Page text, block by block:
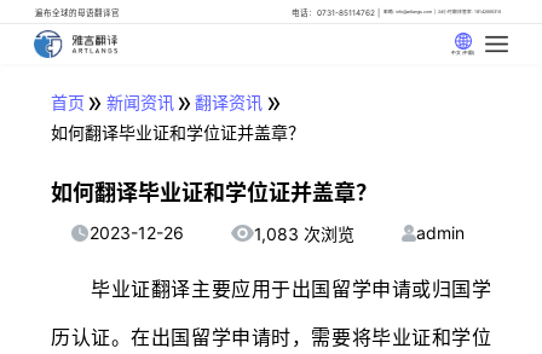
遍布全球的母语翻译官 电话：0731-85114762 邮箱: info@artlangs.com 24小时翻译管家: 18142666316
中文 (中国)
首页 » 新闻资讯» 翻译资讯 »
如何翻译毕业证和学位证并盖章？
如何翻译毕业证和学位证并盖章？
2023-12-26 1,083 次浏览 admin
毕业证翻译主要应用于出国留学申请或归国学
历认证。在出国留学申请时，需要将毕业证和学位